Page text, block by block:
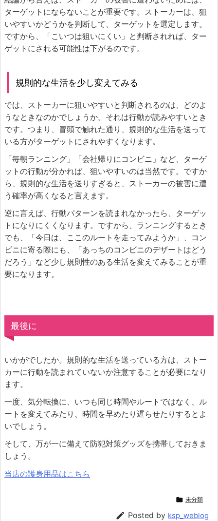
ターゲットにならないことが重要です。ストーカーは、狙
いやすいかどうかを判断して、ターゲットを選定します。
ですから、「こいつは狙いにくい」と判断されれば、ター
ゲットにされる可能性は下がるのです。
規則的な生活を少し変えてみる
では、ストーカーに狙いやすいと判断されるのは、どのよ
うなときなのかでしょうか。それは行動が読みやすいとき
です。つまり、冒頭で触れた通り、規則的な生活を送って
いる方がターゲットにされやすくなります。
「毎朝ランニング」「会社帰りにコンビニ」など、ターゲ
ットの行動が分かれば、狙いやすいのは当然です。ですか
ら、規則的な生活を送りすぎると、ストーカーの被害に遭
う確率が高くなると言えます。
逆に言えば、行動パターンを読まれなかったら、ターゲッ
トになりにくくなります。ですから、ランニングするとき
でも、「今日は、ここのルートを走ってみようか」、コン
ビニに寄る際にも、「あっちのコンビニのデザートはどう
だろう」など少し規則性のある生活を変えてみることが重
要になります。
最後に
いかがでしたか。規則的な生活を送っている方は、ストー
カーに行動を読まれていないか注意することが必要になり
ます。
一度、気分転換に、いつも同じ時間やルートではなく、ル
ートを変えてみたり、時間を早めたり遅らせたりするとよ
いでしょう。
そして、万が一に備えて防犯対策グッズを携帯しておきま
しょう。
当店の護身用品はこちら
 未分類
 Posted by ksp_weblog